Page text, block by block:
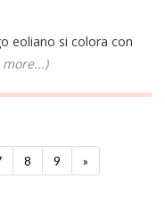
eoliano si colora con
more...)
8 9 »